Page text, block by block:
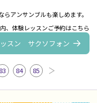
アンサンブルも楽しめます。
、体験レッスンご予約はこちら
スン サクソフォン
84 85